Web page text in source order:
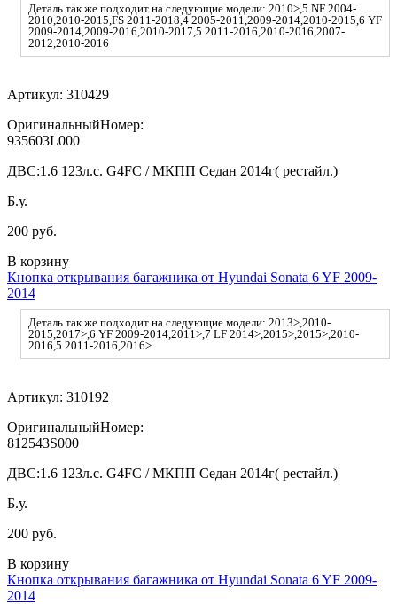
Деталь так же подходит на следующие модели: 2010>,5 NF 2004-
2010,2010-2015,FS 2011-2018,4 2005-2011,2009-2014,2010-2015,6 YF
2009-2014,2009-2016,2010-2017,5 2011-2016,2010-2016,2007-
2012,2010-2016
Артикул: 310429
ОригинальныйНомер:
935603L000
ДВС:1.6 123л.с. G4FC / МКПП Седан 2014г( рестайл.)
Б.у.
200 руб.
В корзину
Кнопка открывания багажника от Hyundai Sonata 6 YF 2009-
2014
Деталь так же подходит на следующие модели: 2013>,2010-
2015,2017>,6 YF 2009-2014,2011>,7 LF 2014>,2015>,2015>,2010-
2016,5 2011-2016,2016>
Артикул: 310192
ОригинальныйНомер:
812543S000
ДВС:1.6 123л.с. G4FC / МКПП Седан 2014г( рестайл.)
Б.у.
200 руб.
В корзину
Кнопка открывания багажника от Hyundai Sonata 6 YF 2009-
2014